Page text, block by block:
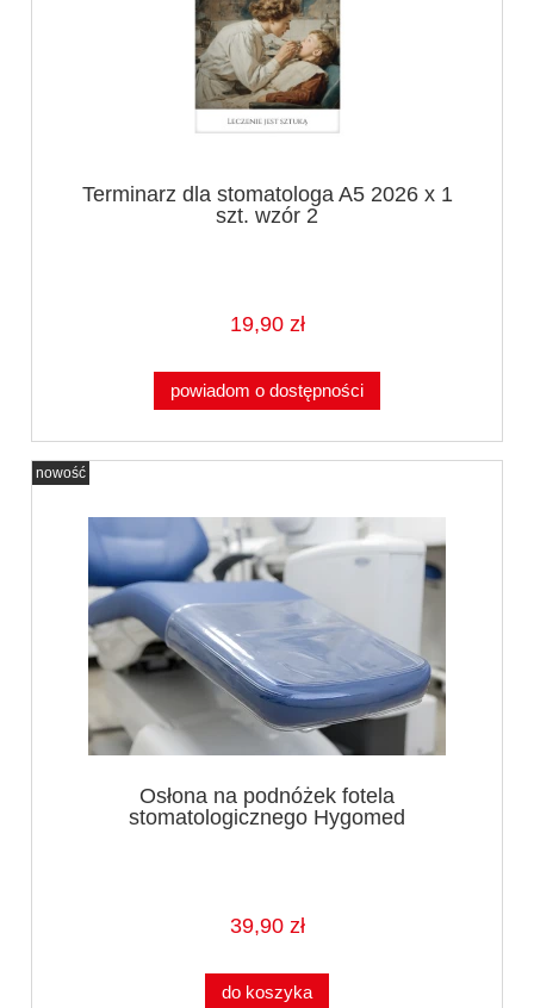
Terminarz dla stomatologa A5 2026 x 1
szt. wzór 2
19,90 zł
powiadom o dostępności
Osłona na podnóżek fotela
stomatologicznego Hygomed
39,90 zł
do koszyka
nowość